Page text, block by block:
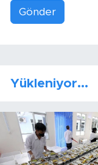
Gönder
Yükleniyor...